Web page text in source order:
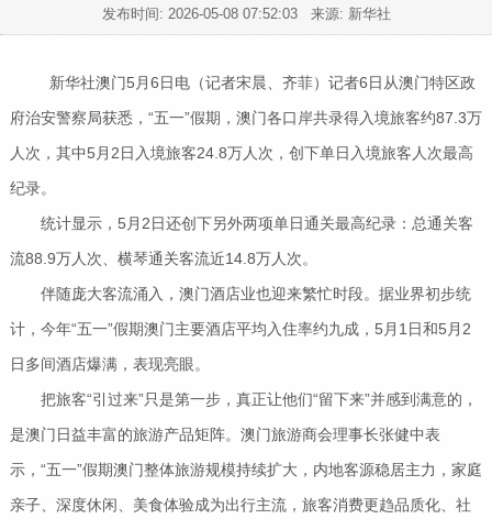
发布时间: 2026-05-08 07:52:03来源: 新华社
新华社澳门5月6日电（记者宋晨、齐菲）记者6日从澳门特区政
府治安警察局获悉，“五一”假期，澳门各口岸共录得入境旅客约87.3万
人次，其中5月2日入境旅客24.8万人次，创下单日入境旅客人次最高
纪录。
统计显示，5月2日还创下另外两项单日通关最高纪录：总通关客
流88.9万人次、横琴通关客流近14.8万人次。
伴随庞大客流涌入，澳门酒店业也迎来繁忙时段。据业界初步统
计，今年“五一”假期澳门主要酒店平均入住率约九成，5月1日和5月2
日多间酒店爆满，表现亮眼。
把旅客“引过来”只是第一步，真正让他们“留下来”并感到满意的，
是澳门日益丰富的旅游产品矩阵。澳门旅游商会理事长张健中表
示，“五一”假期澳门整体旅游规模持续扩大，内地客源稳居主力，家庭
亲子、深度休闲、美食体验成为出行主流，旅客消费更趋品质化、社